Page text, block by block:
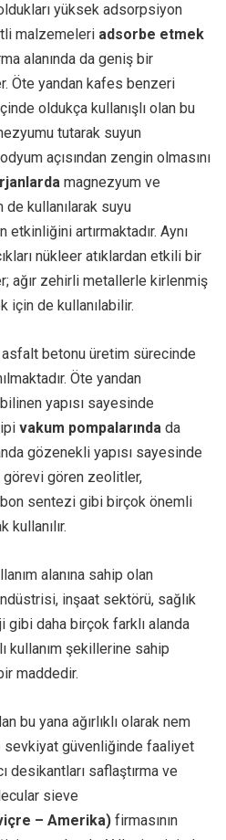
yüksek adsorpsiyon
malzemeleri adsorbe etmek
alanında da geniş bir
Öte yandan kafes benzeri
oldukça kullanışlı olan bu
tutarak suyun
açısından zengin olmasını
magnezyum ve
kullanılarak suyu
etkinliğini artırmaktadır. Aynı
nükleer atıklardan etkili bir
ağır zehirli metallerle kirlenmiş
için de kullanılabilir.
asfalt betonu üretim sürecinde
Öte yandan
yapısı sayesinde
vakum pompalarında da
gözenekli yapısı sayesinde
görevi gören zeolitler,
sentezi gibi birçok önemli
alanına sahip olan
inşaat sektörü, sağlık
gibi daha birçok farklı alanda
kullanım şekillerine sahip
maddedir.
bu yana ağırlıklı olarak nem
sevkiyat güvenliğinde faaliyet
desikantları saflaştırma ve
sieve
– Amerika) firmasının